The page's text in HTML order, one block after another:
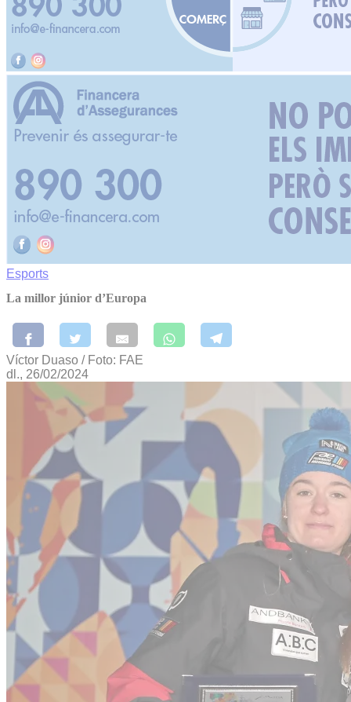
Esports
La millor júnior d’Europa
Víctor Duaso / Foto: FAE
dl., 26/02/2024